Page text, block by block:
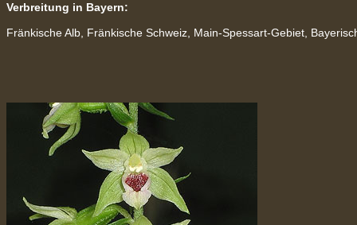
Verbreitung in Bayern:
Fränkische Alb, Fränkische Schweiz, Main-Spessart-Gebiet,